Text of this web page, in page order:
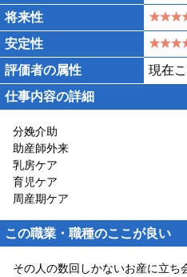
将来性
安定性
評価者の属性
現在
仕事内容の詳細
分娩介助
助産師外来
乳房ケア
育児ケア
周産期ケア
この職業・職種のここが良い
その人の数回しかないお産に立ち